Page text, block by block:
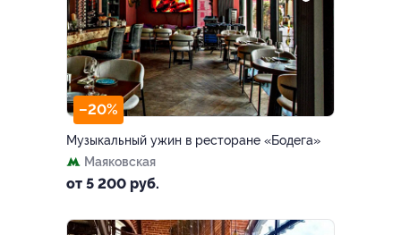
–20%
Музыкальный ужин в ресторане «Бодега»
Маяковская
от 5 200 руб.